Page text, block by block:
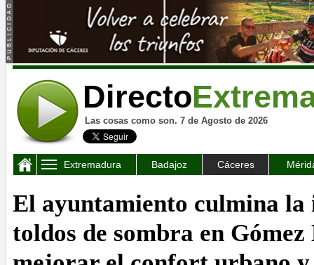
Directo
Las cosas como son. 7 de Agosto de 2026
Extremadura Badajoz Cáceres
El ayuntamiento culmina la
toldos de sombra en